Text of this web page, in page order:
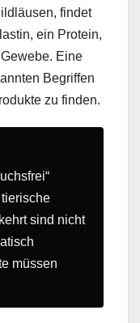
findet
ein Protein,
Eine
Begriffen
zu finden.
sind nicht
müssen